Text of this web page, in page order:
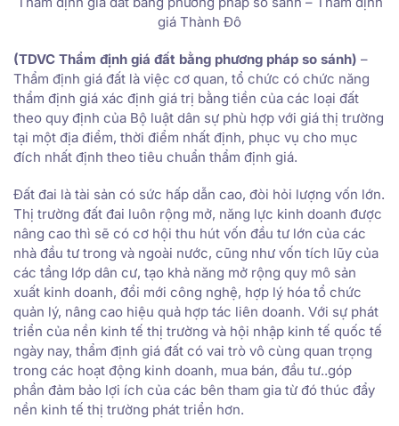
giá Thành Đô
(TDVC Thẩm định giá đất bằng phương pháp so sánh) –
Thẩm định giá đất là việc cơ quan, tổ chức có chức năng
thẩm định giá xác định giá trị bằng tiền của các loại đất
theo quy định của Bộ luật dân sự phù hợp với giá thị trường
tại một địa điểm, thời điểm nhất định, phục vụ cho mục
đích nhất định theo tiêu chuẩn thẩm định giá.
Đất đai là tài sản có sức hấp dẫn cao, đòi hỏi lượng vốn lớn.
Thị trường đất đai luôn rộng mở, năng lực kinh doanh được
nâng cao thì sẽ có cơ hội thu hút vốn đầu tư lớn của các
nhà đầu tư trong và ngoài nước, cũng như vốn tích lũy của
các tầng lớp dân cư, tạo khả năng mở rộng quy mô sản
xuất kinh doanh, đổi mới công nghệ, hợp lý hóa tổ chức
quản lý, nâng cao hiệu quả hợp tác liên doanh. Với sự phát
triển của nền kinh tế thị trường và hội nhập kinh tế quốc tế
ngày nay, thẩm định giá đất có vai trò vô cùng quan trọng
trong các hoạt động kinh doanh, mua bán, đầu tư..góp
phần đảm bảo lợi ích của các bên tham gia từ đó thúc đẩy
nền kinh tế thị trường phát triển hơn.